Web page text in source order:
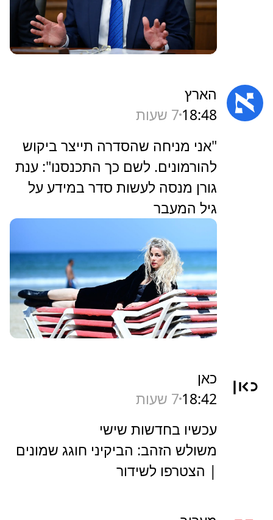
הארץ
18:48 7 שעות
‏"אני מניחה שהסדרה תייצר ביקוש
להורמונים. לשם כך התכנסנו": ענת
גורן מנסה לעשות סדר במידע על
גיל המעבר
כאן
18:42 7 שעות
עכשיו בחדשות שישי
משולש הזהב: הביקיני חוגג שמונים
| הצטרפו לשידור